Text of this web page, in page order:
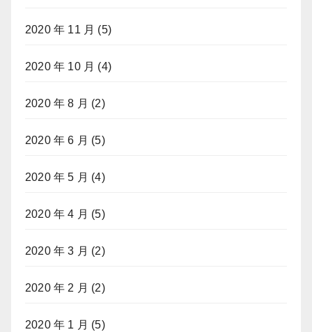
2020 年 11 月 (5)
2020 年 10 月 (4)
2020 年 8 月 (2)
2020 年 6 月 (5)
2020 年 5 月 (4)
2020 年 4 月 (5)
2020 年 3 月 (2)
2020 年 2 月 (2)
2020 年 1 月 (5)